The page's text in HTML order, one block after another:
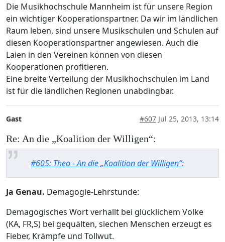
Die Musikhochschule Mannheim ist für unsere Region
ein wichtiger Kooperationspartner. Da wir im ländlichen
Raum leben, sind unsere Musikschulen und Schulen auf
diesen Kooperationspartner angewiesen. Auch die
Laien in den Vereinen können von diesen
Kooperationen profitieren.
Eine breite Verteilung der Musikhochschulen im Land
ist für die ländlichen Regionen unabdingbar.
Gast #607 Jul 25, 2013, 13:14
Re: An die „Koalition der Willigen“:
#605: Theo - An die „Koalition der Willigen“:
Ja Genau. Demagogie-Lehrstunde:
Demagogisches Wort verhallt bei glücklichem Volke
(KA, FR,S) bei gequälten, siechen Menschen erzeugt es
Fieber, Krämpfe und Tollwut.